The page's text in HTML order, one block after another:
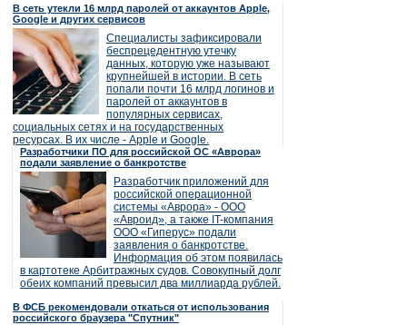
В сеть утекли 16 млрд паролей от аккаунтов Apple,
Google и других сервисов
Специалисты зафиксировали
беспрецедентную утечку
данных, которую уже называют
крупнейшей в истории. В сеть
попали почти 16 млрд логинов и
паролей от аккаунтов в
популярных сервисах,
социальных сетях и на государственных
ресурсах. В их числе - Apple и Google.
Разработчики ПО для российской ОС «Аврора»
подали заявление о банкротстве
Разработчик приложений для
российской операционной
системы «Аврора» - ООО
«Авроид», а также IT-компания
ООО «Гиперус» подали
заявления о банкротстве.
Информация об этом появилась
в картотеке Арбитражных судов. Совокупный долг
обеих компаний превысил два миллиарда рублей.
В ФСБ рекомендовали откаться от использования
российского браузера "Спутник"